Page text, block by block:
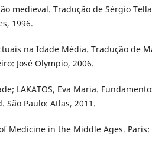
medieval. Tradução de Sérgio
1996.
na Idade Média. Tradução de
José Olympio, 2006.
LAKATOS, Eva Maria.
Paulo: Atlas, 2011.
Medicine in the Middle Ages. Paris: